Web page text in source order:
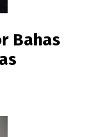
Bahas